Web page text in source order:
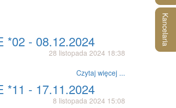
Kancelaria
*02 - 08.12.2024
28 listopada 2024 18:38
Czytaj więcej ...
*11 - 17.11.2024
8 listopada 2024 15:08